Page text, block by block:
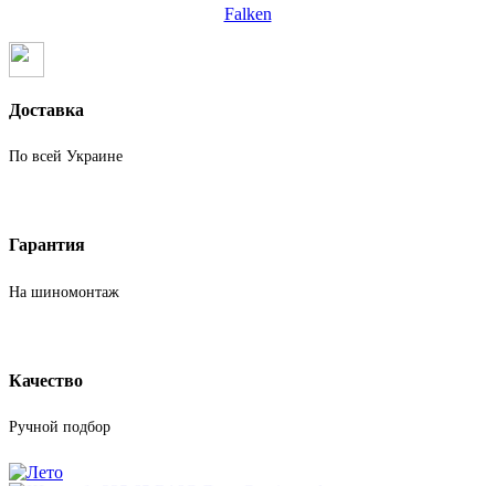
Falken
Доставка
По всей Украине
Гарантия
На шиномонтаж
Качество
Ручной подбор